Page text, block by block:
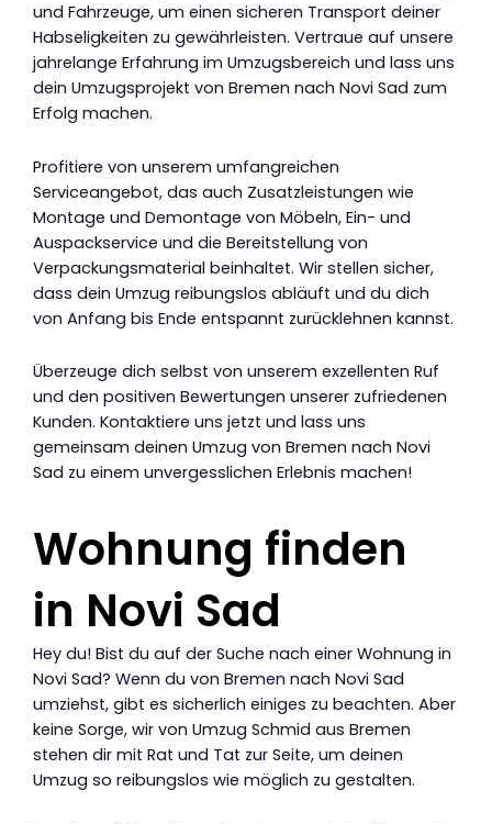
und Fahrzeuge, um einen sicheren Transport deiner
Habseligkeiten zu gewährleisten. Vertraue auf unsere
jahrelange Erfahrung im Umzugsbereich und lass uns
dein Umzugsprojekt von Bremen nach Novi Sad zum
Erfolg machen.
Profitiere von unserem umfangreichen
Serviceangebot, das auch Zusatzleistungen wie
Montage und Demontage von Möbeln, Ein- und
Auspackservice und die Bereitstellung von
Verpackungsmaterial beinhaltet. Wir stellen sicher,
dass dein Umzug reibungslos abläuft und du dich
von Anfang bis Ende entspannt zurücklehnen kannst.
Überzeuge dich selbst von unserem exzellenten Ruf
und den positiven Bewertungen unserer zufriedenen
Kunden. Kontaktiere uns jetzt und lass uns
gemeinsam deinen Umzug von Bremen nach Novi
Sad zu einem unvergesslichen Erlebnis machen!
Wohnung finden
in Novi Sad
Hey du! Bist du auf der Suche nach einer Wohnung in
Novi Sad? Wenn du von Bremen nach Novi Sad
umziehst, gibt es sicherlich einiges zu beachten. Aber
keine Sorge, wir von Umzug Schmid aus Bremen
stehen dir mit Rat und Tat zur Seite, um deinen
Umzug so reibungslos wie möglich zu gestalten.